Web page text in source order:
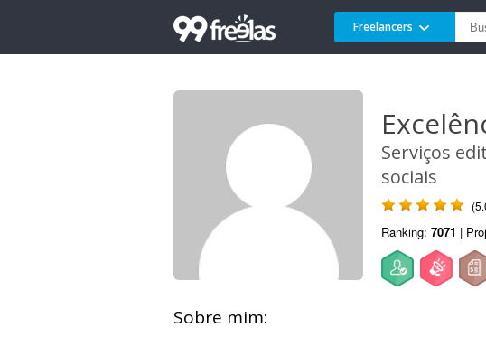
Freelancers
Serviços
sociais
Ranking: 7071 |
Sobre mim: